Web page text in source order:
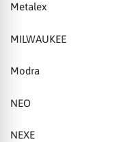
Metalex
MILWAUKEE
Modra
NEO
NEXE